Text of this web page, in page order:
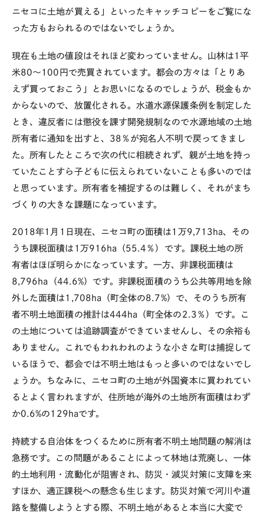
ニセコに土地が買える」といったキャッチコピーをご覧にな
った方もおられるのではないでしょうか。
現在も土地の値段はそれほど変わっていません。山林は1平
米80～100円で売買されています。都会の方々は「とりあ
えず買っておこう」とお思いになるのでしょうが、税金もか
からないので、放置化される。水道水源保護条例を制定した
とき、違反者には懲役を課す開発規制なので水源地域の土地
所有者に通知を出すと、38％が宛名人不明で戻ってきまし
た。所有したところで次の代に相続されず、親が土地を持っ
ていたことすら子どもに伝えられていないことも多いのでは
と思っています。所有者を補捉するのは難しく、それがまち
づくりの大きな課題になっています。
2018年1月1日現在、ニセコ町の面積は1万9,713ha、その
うち課税面積は1万916ha（55.4％）です。課税土地の所
有者はほぼ明らかになっています。一方、非課税面積は
8,796ha（44.6%）です。非課税面積のうち公共等用地を除
外した面積は1,708ha（町全体の8.7%）で、そのうち所有
者不明土地面積の推計は444ha（町全体の2.3％）です。こ
の土地については追跡調査ができていませんし、その余裕も
ありません。これでもわれわれのような小さな町は捕捉して
いるほうで、都会では不明土地はもっと多いのではないでし
ょうか。ちなみに、ニセコ町の土地が外国資本に買われてい
るとよく言われますが、住所地が海外の土地所有面積はわず
か0.6%の129haです。
持続する自治体をつくるために所有者不明土地問題の解消は
急務です。この問題があることによって林地は荒廃し、一体
的土地利用・流動化が阻害され、防災・減災対策に支障を来
すほか、適正課税への懸念も生じます。防災対策で河川や道
路を整備しようとする際、不明土地があると本当に大変で